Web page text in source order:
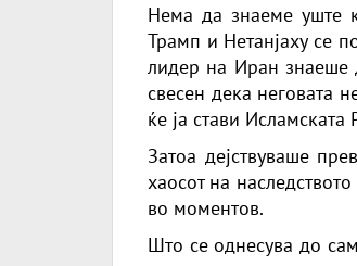
Нема да знаеме уште
Трамп и Нетанјаху се
лидер на Иран знаеше
свесен дека неговата
ќе ја стави
Затоа дејствуваше
хаосот на
во моментов.
Што се однесува до